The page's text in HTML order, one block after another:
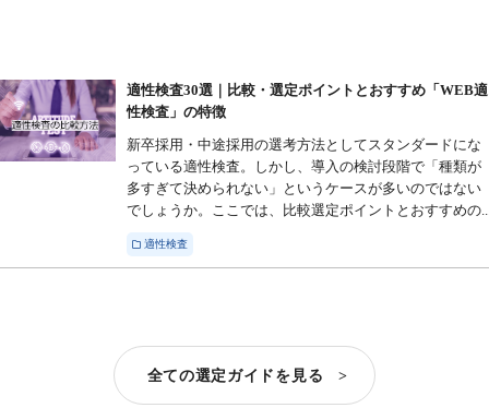
適性検査30選｜比較・選定ポイントとおすすめ「WEB適
性検査」の特徴
新卒採用・中途採用の選考方法としてスタンダードにな
っている適性検査。しかし、導入の検討段階で「種類が
多すぎて決められない」というケースが多いのではない
でしょうか。ここでは、比較選定ポイントとおすすめの
適性検査
全ての選定ガイドを見る >